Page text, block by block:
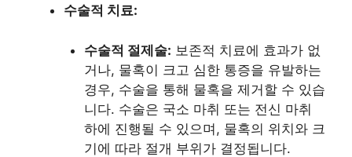
수술적 치료:
수술적 절제술: 보존적 치료에 효과가 없
거나, 물혹이 크고 심한 통증을 유발하는
경우, 수술을 통해 물혹을 제거할 수 있습
니다. 수술은 국소 마취 또는 전신 마취
하에 진행될 수 있으며, 물혹의 위치와 크
기에 따라 절개 부위가 결정됩니다.